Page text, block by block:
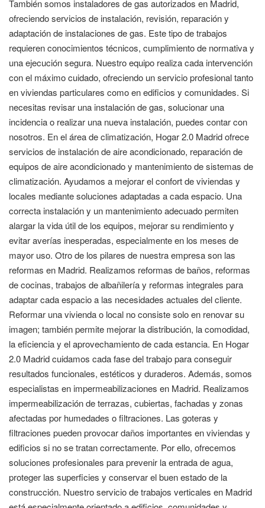
También somos instaladores de gas autorizados en Madrid,
ofreciendo servicios de instalación, revisión, reparación y
adaptación de instalaciones de gas. Este tipo de trabajos
requieren conocimientos técnicos, cumplimiento de normativa y
una ejecución segura. Nuestro equipo realiza cada intervención
con el máximo cuidado, ofreciendo un servicio profesional tanto
en viviendas particulares como en edificios y comunidades. Si
necesitas revisar una instalación de gas, solucionar una
incidencia o realizar una nueva instalación, puedes contar con
nosotros. En el área de climatización, Hogar 2.0 Madrid ofrece
servicios de instalación de aire acondicionado, reparación de
equipos de aire acondicionado y mantenimiento de sistemas de
climatización. Ayudamos a mejorar el confort de viviendas y
locales mediante soluciones adaptadas a cada espacio. Una
correcta instalación y un mantenimiento adecuado permiten
alargar la vida útil de los equipos, mejorar su rendimiento y
evitar averías inesperadas, especialmente en los meses de
mayor uso. Otro de los pilares de nuestra empresa son las
reformas en Madrid. Realizamos reformas de baños, reformas
de cocinas, trabajos de albañilería y reformas integrales para
adaptar cada espacio a las necesidades actuales del cliente.
Reformar una vivienda o local no consiste solo en renovar su
imagen; también permite mejorar la distribución, la comodidad,
la eficiencia y el aprovechamiento de cada estancia. En Hogar
2.0 Madrid cuidamos cada fase del trabajo para conseguir
resultados funcionales, estéticos y duraderos. Además, somos
especialistas en impermeabilizaciones en Madrid. Realizamos
impermeabilización de terrazas, cubiertas, fachadas y zonas
afectadas por humedades o filtraciones. Las goteras y
filtraciones pueden provocar daños importantes en viviendas y
edificios si no se tratan correctamente. Por ello, ofrecemos
soluciones profesionales para prevenir la entrada de agua,
proteger las superficies y conservar el buen estado de la
construcción. Nuestro servicio de trabajos verticales en Madrid